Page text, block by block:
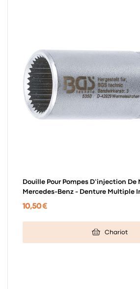
Douille Pour Pompes D’injection De
Mercedes-Benz - Denture Multiple
10,50 €
Chariot